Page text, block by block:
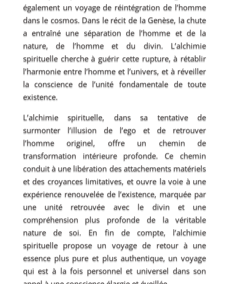
également un voyage de réintégration de l’homme
dans le cosmos. Dans le récit de la Genèse, la chute
a entraîné une séparation de l’homme et de la
nature, de l’homme et du divin. L’alchimie
spirituelle cherche à guérir cette rupture, à rétablir
l’harmonie entre l’homme et l’univers, et à réveiller
la conscience de l’unité fondamentale de toute
existence.
L’alchimie spirituelle, dans sa tentative de
surmonter l’illusion de l’ego et de retrouver
l’homme originel, offre un chemin de
transformation intérieure profonde. Ce chemin
conduit à une libération des attachements matériels
et des croyances limitatives, et ouvre la voie à une
expérience renouvelée de l’existence, marquée par
une unité retrouvée avec le divin et une
compréhension plus profonde de la véritable
nature de soi. En fin de compte, l’alchimie
spirituelle propose un voyage de retour à une
essence plus pure et plus authentique, un voyage
qui est à la fois personnel et universel dans son